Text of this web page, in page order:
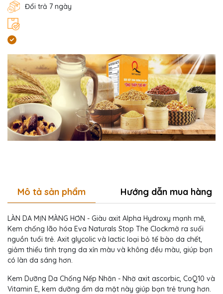
Đổi trả 7 ngày
Mô tả sản phẩm Hướng dẫn mua hàng
LÀN DA MỊN MÀNG HƠN - Giàu axit Alpha Hydroxy mạnh mẽ,
Kem chống lão hóa Eva Naturals Stop The Clockmở ra suối
nguồn tuổi trẻ. Axit glycolic và lactic loại bỏ tế bào da chết,
giảm thiểu tình trạng da xỉn màu và không đều màu, giúp bạn
có làn da sáng hơn.
Kem Dưỡng Da Chống Nếp Nhăn - Nhờ axit ascorbic, CoQ10 và
Vitamin E, kem dưỡng ẩm da mặt này giúp bạn trẻ trung hơn.